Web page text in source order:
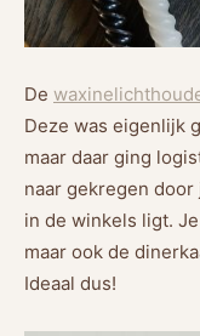
De
Deze was eigenlijk
maar daar ging
naar gekregen
in de winkels ligt.
maar ook de
Ideaal dus!